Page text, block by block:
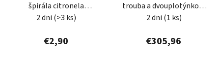
špirála citronela
TRIXLINE TR
2 dni (>3 ks)
€2,90
trouba a dvouplotýnkový
varič 2v1 Boatman,
2 dni (1 ks)
€305,96